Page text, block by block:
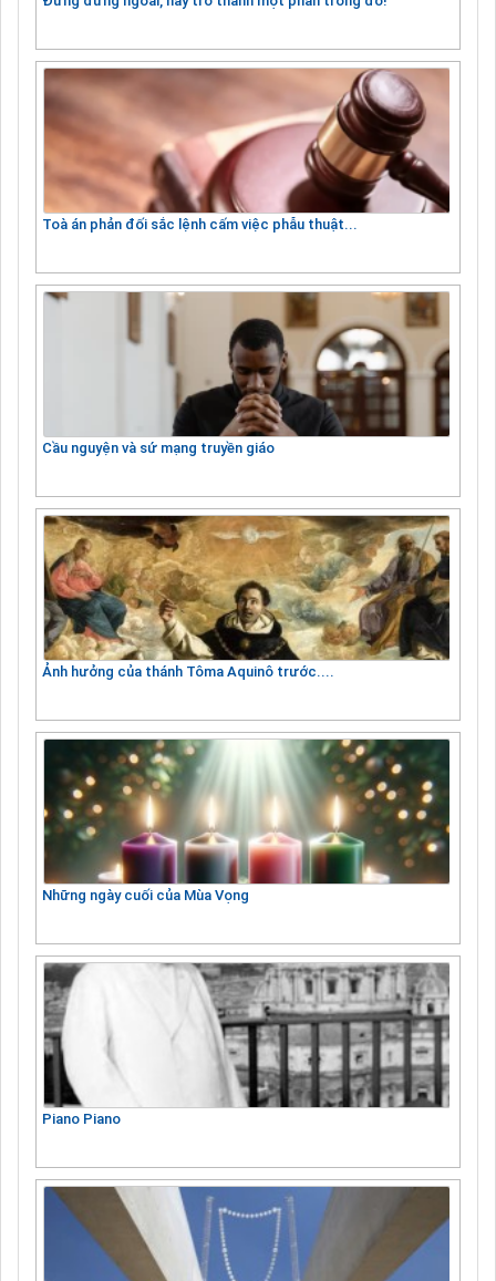
Toà án phản đối sắc lệnh cấm việc phẫu thuật...
Cầu nguyện và sứ mạng truyền giáo
Ảnh hưởng của thánh Tôma Aquinô trước....
Những ngày cuối của Mùa Vọng
Piano Piano